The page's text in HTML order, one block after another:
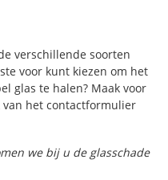
verschillende soorten
voor kunt kiezen om het
glas te halen? Maak voor
het contactformulier
we bij u de glasschade